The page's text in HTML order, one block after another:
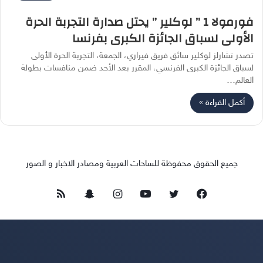
فورمولا 1 ” لوكلير ” يحتل صدارة التجربة الحرة
الأولى لسباق الجائزة الكبرى بفرنسا
تصدر تشارلز لوكلير سائق فريق فيراري، الجمعة، التجربة الحرة الأولى
لسباق الجائزة الكبرى الفرنسي، المقرر بعد الأحد ضمن منافسات بطولة
العالم…
أكمل القراءة »
جميع الحقوق محفوظة للساحات العربية ومصادر الاخبار و الصور
فيسبوك تويتر يوتيوبانستقرامسناب
تشات
ملخص
الموقع